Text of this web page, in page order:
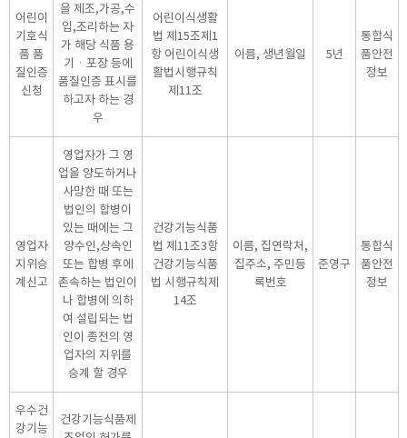
어린이
기호식
품 품
질인증
신청
을 제조,가공,수
입,조리하는 자
가 해당 식품 용
기ㆍ포장 등에
품질인증 표시를
하고자 하는 경
우
어린이식생활
법 제15조제1
항 어린이식생
활법시행규칙
제11조
이름, 생년월일 5년
통합식
품안전
정보
영업자
지위승
계신고
영업자가 그 영
업을 양도하거나
사망한 때 또는
법인의 합병이
있는 때에는 그
양수인,상속인
또는 합병 후에
존속하는 법인이
나 합병에 의하
여 설립되는 법
인이 종전의 영
업자의 지위를
승계 할 경우
건강기능식품
법 제11조3항
건강기능식품
법 시행규칙제
14조
이름, 집연락처,
집주소, 주민등
록번호
준영구
통합식
품안전
정보
우수건
강기능
건강기능식품제